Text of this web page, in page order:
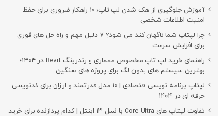
آموزش جلوگیری از هک شدن لپ تاپ؛ 10 راهکار ضروری برای حفظ
امنیت اطلاعات شخصی
چرا لپتاپ شما ناگهان کند می شود؟ ۷ دلیل مهم و راه حل های فوری
برای افزایش سرعت
راهنمای خرید لپ تاپ مخصوص معماری و رندرینگ Revit در ۱۴۰۴؛
بهترین سیستم های بدون لگ برای پروژه های سنگین
لپتاپ برنامه نویسی اقتصادی | ۱۰ مدل قدرتمند و ارزان برای کدنویسی
حرفه ای در ۱۴۰۴
تفاوت لپتاپ های Core Ultra با نسل ۱۳ اینتل | کدام پردازنده برای خرید